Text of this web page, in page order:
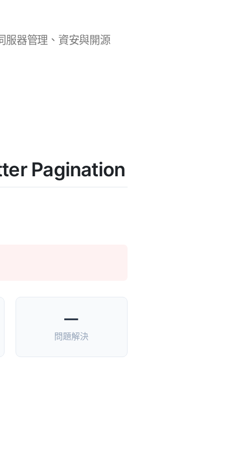
器管理、資安與開源
Pagination
—
問題解決